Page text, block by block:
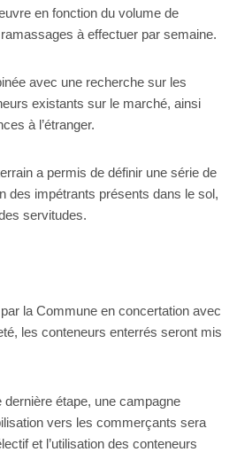
en fonction du volume de
à effectuer par semaine.
avec une recherche sur les
existants sur le marché, ainsi
à l’étranger.
a permis de définir une série de
des impétrants présents dans le sol,
servitudes.
la Commune en concertation avec
les conteneurs enterrés seront mis
dernière étape, une campagne
vers les commerçants sera
et l’utilisation des conteneurs